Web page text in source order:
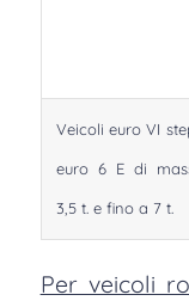
Veicoli euro VI
euro 6 E di
3,5 t. e fino a 7 t.
Per veicoli